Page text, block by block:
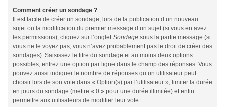
Comment créer un sondage ?
Il est facile de créer un sondage, lors de la publication d’un nouveau
sujet ou la modification du premier message d’un sujet (si vous en avez
les permissions), cliquez sur l’ongletSondage sous la partie message (si
vous ne le voyez pas, vous n’avez probablement pas le droit de créer des
sondages). Saisissez le titre du sondage et au moins deux options
possibles, entrez une option par ligne dans le champ des réponses. Vous
pouvez aussi indiquer le nombre de réponses qu’un utilisateur peut
choisir lors de son vote dans « Option(s) par l’utilisateur », limiter la durée
en jours du sondage (mettre « 0 » pour une durée illimitée) et enfin
permettre aux utilisateurs de modifier leur vote.